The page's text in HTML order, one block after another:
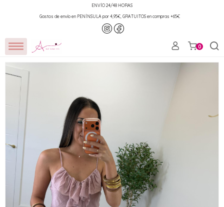
ENVÍO 24/48 HORAS
Gastos de envío en PENÍNSULA por 4,95€, GRATUITOS en compras +65€
0